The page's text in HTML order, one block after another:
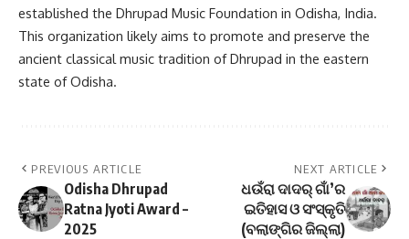
established the Dhrupad Music Foundation in Odisha, India.
This organization likely aims to promote and preserve the
ancient classical music tradition of Dhrupad in the eastern
state of Odisha.
PREVIOUS ARTICLE
Odisha Dhrupad
Ratna Jyoti Award –
2025
NEXT ARTICLE
ଧଉଁରା ଦାଦର୍ ଗାଁ’ର
ଇତିହାସ ଓ ସଂସ୍କୃତି
(ବଲାଙ୍ଗିର ଜିଲ୍ଲା)